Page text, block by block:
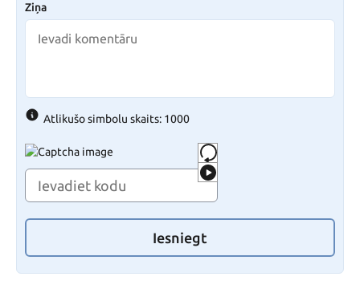
Ziņa
Atlikušo simbolu skaits: 1000
Iesniegt